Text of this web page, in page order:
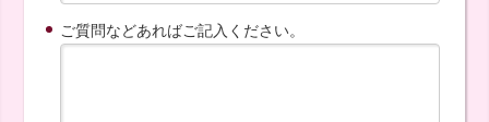
ご質問などあればご記入ください。